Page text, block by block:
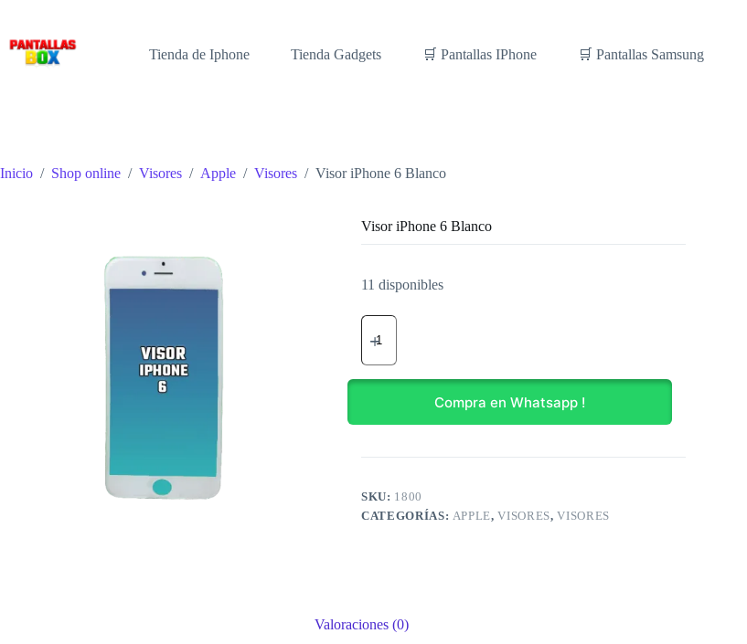
contenido
Tienda de Iphone
Tienda Gadgets 🛒 Pantallas IPhone 🛒 Pantallas Samsung
Inicio / Shop online / Visores / Apple / Visores / Visor iPhone 6 Blanco
Visor iPhone 6 Blanco
11 disponibles
Visor
iPhone
Blanco
cantidad
Compra en Whatsapp !
SKU: 1800
CATEGORÍAS: APPLE,VISORES,VISORES
Valoraciones (0)